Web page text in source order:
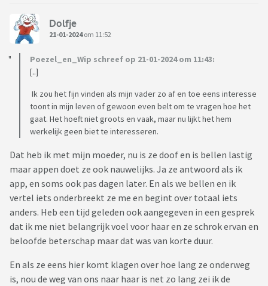
Dolfje
21-01-2024om 11:52
Poezel_en_Wip schreef op 21-01-2024 om 11:43:
[..]
Ik zou het fijn vinden als mijn vader zo af en toe eens interesse
toont in mijn leven of gewoon even belt om te vragen hoe het
gaat. Het hoeft niet groots en vaak, maar nu lijkt het hem
werkelijk geen biet te interesseren.
Dat heb ik met mijn moeder, nu is ze doof en is bellen lastig
maar appen doet ze ook nauwelijks. Ja ze antwoord als ik
app, en soms ook pas dagen later. En als we bellen en ik
vertel iets onderbreekt ze me en begint over totaal iets
anders. Heb een tijd geleden ook aangegeven in een gesprek
dat ik me niet belangrijk voel voor haar en ze schrok ervan en
beloofde beterschap maar dat was van korte duur.
En als ze eens hier komt klagen over hoe lang ze onderweg
is, nou de weg van ons naar haar is net zo lang zei ik de